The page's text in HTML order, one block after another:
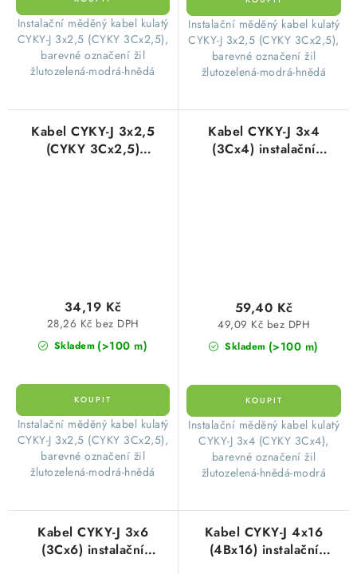
​Instalační měděný kabel kulatý
CYKY-J 3x2,5 (CYKY 3Cx2,5),
barevné označení žil
žlutozelená-modrá-hnědá
​Instalační měděný kabel kulatý
CYKY-J 3x2,5 (CYKY 3Cx2,5),
barevné označení žil
žlutozelená-modrá-hnědá
Kabel CYKY-J 3x2,5
(CYKY 3Cx2,5)
Skladem (>100 m)
28,26 Kč bez DPH
34,19 Kč
​Instalační měděný kabel kulatý
CYKY-J 3x2,5 (CYKY 3Cx2,5),
barevné označení žil
žlutozelená-modrá-hnědá
Kabel CYKY-J 3x4
(3Cx4) instalační
Skladem (>100 m)
49,09 Kč bez DPH
59,40 Kč
​Instalační měděný kabel kulatý
CYKY-J 3x4 (CYKY 3Cx4),
barevné označení žil
žlutozelená-hnědá-modrá
Kabel CYKY-J 3x6
(3Cx6) instalační
Kabel CYKY-J 4x16
(4Bx16) instalační